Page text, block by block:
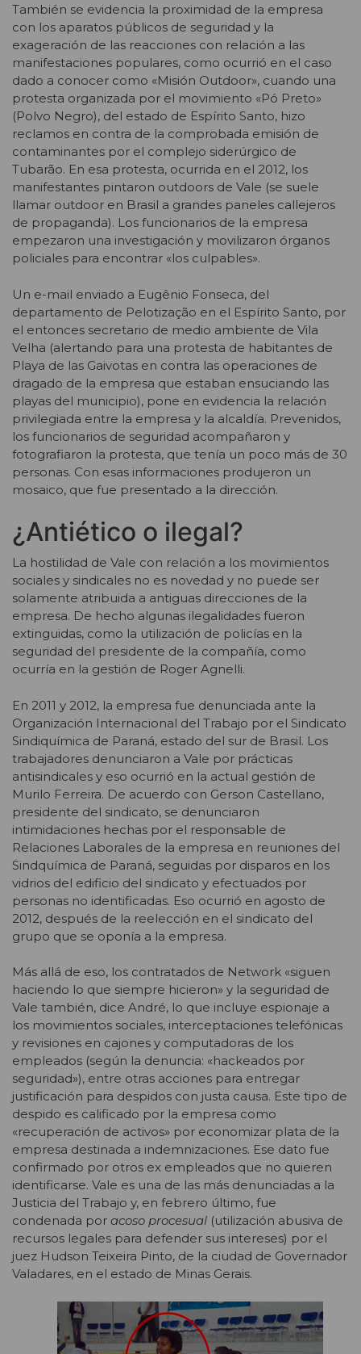
También se evidencia la proximidad de la empresa
con los aparatos públicos de seguridad y la
exageración de las reacciones con relación a las
manifestaciones populares, como ocurrió en el caso
dado a conocer como «Misión Outdoor», cuando una
protesta organizada por el movimiento «Pó Preto»
(Polvo Negro), del estado de Espírito Santo, hizo
reclamos en contra de la comprobada emisión de
contaminantes por el complejo siderúrgico de
Tubarão. En esa protesta, ocurrida en el 2012, los
manifestantes pintaron outdoors de Vale (se suele
llamar outdoor en Brasil a grandes paneles callejeros
de propaganda). Los funcionarios de la empresa
empezaron una investigación y movilizaron órganos
policiales para encontrar «los culpables».
Un e-mail enviado a Eugênio Fonseca, del
departamento de Pelotização en el Espírito Santo, por
el entonces secretario de medio ambiente de Vila
Velha (alertando para una protesta de habitantes de
Playa de las Gaivotas en contra las operaciones de
dragado de la empresa que estaban ensuciando las
playas del municipio), pone en evidencia la relación
privilegiada entre la empresa y la alcaldía. Prevenidos,
los funcionarios de seguridad acompañaron y
fotografiaron la protesta, que tenía un poco más de 30
personas. Con esas informaciones produjeron un
mosaico, que fue presentado a la dirección.
¿Antiético o ilegal?
La hostilidad de Vale con relación a los movimientos
sociales y sindicales no es novedad y no puede ser
solamente atribuida a antiguas direcciones de la
empresa. De hecho algunas ilegalidades fueron
extinguidas, como la utilización de policías en la
seguridad del presidente de la compañía, como
ocurría en la gestión de Roger Agnelli.
En 2011 y 2012, la empresa fue denunciada ante la
Organización Internacional del Trabajo por el Sindicato
Sindiquímica de Paraná, estado del sur de Brasil. Los
trabajadores denunciaron a Vale por prácticas
antisindicales y eso ocurrió en la actual gestión de
Murilo Ferreira. De acuerdo con Gerson Castellano,
presidente del sindicato, se denunciaron
intimidaciones hechas por el responsable de
Relaciones Laborales de la empresa en reuniones del
Sindquímica de Paraná, seguidas por disparos en los
vidrios del edificio del sindicato y efectuados por
personas no identificadas. Eso ocurrió en agosto de
2012, después de la reelección en el sindicato del
grupo que se oponía a la empresa.
Más allá de eso, los contratados de Network «siguen
haciendo lo que siempre hicieron» y la seguridad de
Vale también, dice André, lo que incluye espionaje a
los movimientos sociales, interceptaciones telefónicas
y revisiones en cajones y computadoras de los
empleados (según la denuncia: «hackeados por
seguridad»), entre otras acciones para entregar
justificación para despidos con justa causa. Este tipo de
despido es calificado por la empresa como
«recuperación de activos» por economizar plata de la
empresa destinada a indemnizaciones. Ese dato fue
confirmado por otros ex empleados que no quieren
identificarse. Vale es una de las más denunciadas a la
Justicia del Trabajo y, en febrero último, fue
condenada por acoso procesual (utilización abusiva de
recursos legales para defender sus intereses) por el
juez Hudson Teixeira Pinto, de la ciudad de Governador
Valadares, en el estado de Minas Gerais.